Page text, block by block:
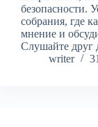
безопасности.
собрания, где
мнение и
Слушайте друг
writer